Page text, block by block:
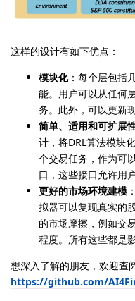
这样的设计有如下优点：
模块化：每个层包括
能。用户可以从任何
务。此外，可以更新
简单、适用和可扩展
计，将DRL算法模块
个交易任务，作为可
口，这些接口允许用
更好的市场环境建模
拟器可以复现真实的
的市场摩擦，例如交
程度。所有这些都是
想深入了解的朋友，欢迎查
https://github.com/